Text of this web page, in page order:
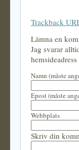
Trackback URI
Lämna en
Jag svarar
Namn (måste
Epost (måste
Webbplats
Skriv din